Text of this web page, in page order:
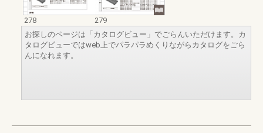
278
279
お探しのページは「カタログビュー」でごらんいただけます。カ
タログビューではweb上でパラパラめくりながらカタログをごら
んになれます。